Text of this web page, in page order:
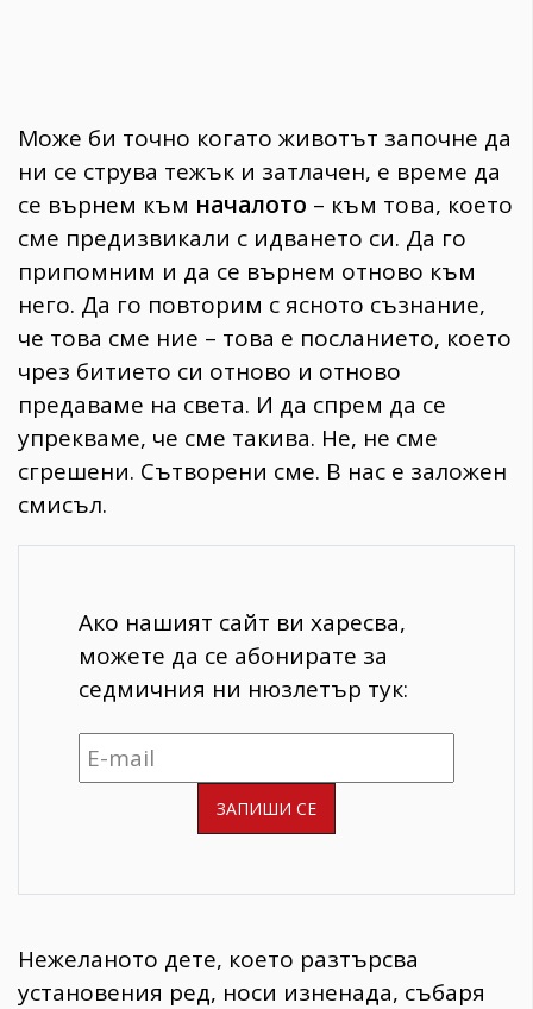
Може би точно когато животът започне да
ни се струва тежък и затлачен, е време да
се върнем към началото – към това, което
сме предизвикали с идването си. Да го
припомним и да се върнем отново към
него. Да го повторим с ясното съзнание,
че това сме ние – това е посланието, което
чрез битието си отново и отново
предаваме на света. И да спрем да се
упрекваме, че сме такива. Не, не сме
сгрешени. Сътворени сме. В нас е заложен
смисъл.
Ако нашият сайт ви харесва,
можете да се абонирате за
седмичния ни нюзлетър тук:
Нежеланото дете, което разтърсва
установения ред, носи изненада, събаря